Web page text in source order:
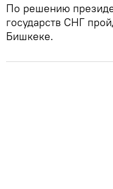
По решению
государств СНГ
Бишкеке.